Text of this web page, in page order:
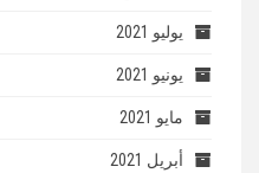
يوليو 2021
يونيو 2021
مايو 2021
أبريل 2021